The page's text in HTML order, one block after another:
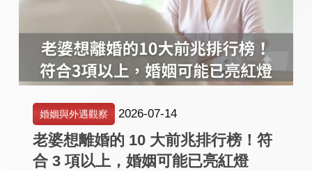
婚姻與外遇觀察 2026-07-14
老婆想離婚的 10 大前兆排行榜！符
合 3 項以上，婚姻可能已亮紅燈